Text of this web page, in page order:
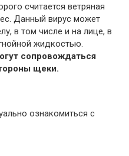
считается ветряная
Данный вирус может
в том числе и на лице, в
жидкостью.
сопровождаться
щеки.
ознакомиться с